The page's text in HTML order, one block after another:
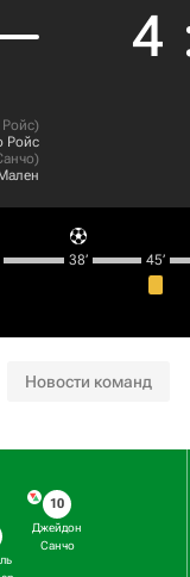
4
)
Ройс
)
38‎’‎ 45‎’‎
Новости команд
10
Джейдон
Санчо